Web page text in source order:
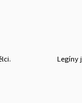
Legíny